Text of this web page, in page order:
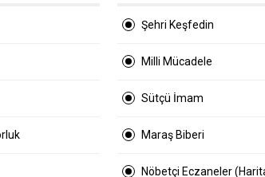
Şehri Keşfedin
Milli Mücadele
Sütçü İmam
Maraş Biberi
Nöbetçi Eczaneler